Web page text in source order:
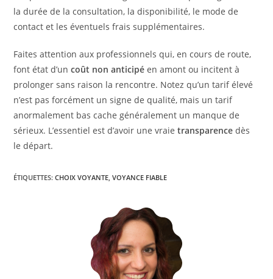
la durée de la consultation, la disponibilité, le mode de
contact et les éventuels frais supplémentaires.
Faites attention aux professionnels qui, en cours de route,
font état d’uncoût non anticipé en amont ou incitent à
prolonger sans raison la rencontre. Notez qu’un tarif élevé
n’est pas forcément un signe de qualité, mais un tarif
anormalement bas cache généralement un manque de
sérieux. L’essentiel est d’avoir une vraietransparence dès
le départ.
ÉTIQUETTES:CHOIX VOYANTE VOYANCE FIABLE